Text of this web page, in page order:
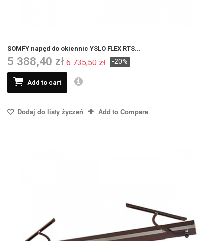
SOMFY napęd do okiennic YSLO FLEX RTS...
5 388,40 zł 6 735,50 zł -20%
Add to cart
Dodaj do listy życzeń Add to Compare